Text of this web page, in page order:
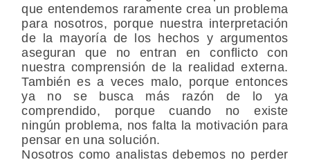
que entendemos raramente crea un problema
para nosotros, porque nuestra interpretación
de la mayoría de los hechos y argumentos
aseguran que no entran en conflicto con
nuestra comprensión de la realidad externa.
También es a veces malo, porque entonces
ya no se busca más razón de lo ya
comprendido, porque cuando no existe
ningún problema, nos falta la motivación para
pensar en una solución.
Nosotros como analistas debemos no perder